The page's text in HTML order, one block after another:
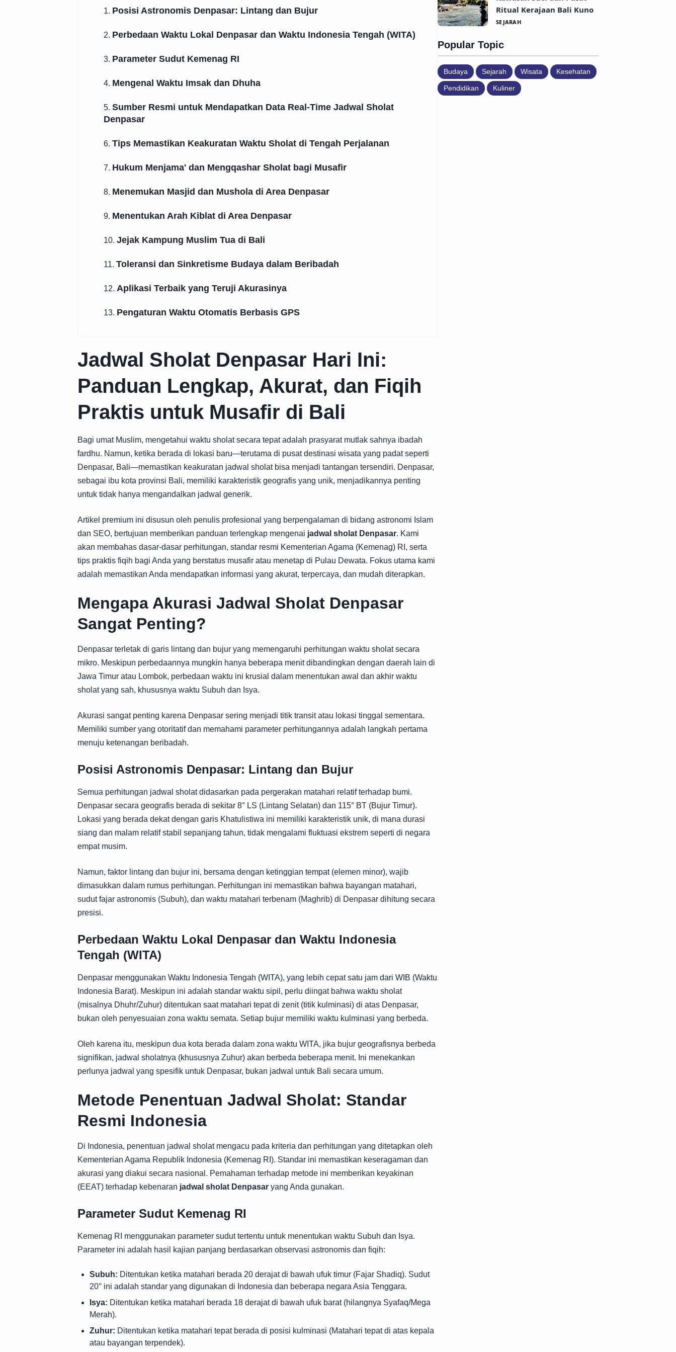
1. Posisi Astronomis Denpasar: Lintang dan Bujur
2. Perbedaan Waktu Lokal Denpasar dan Waktu Indonesia Tengah (WITA)
3. Parameter Sudut Kemenag RI
4. Mengenal Waktu Imsak dan Dhuha
5. Sumber Resmi untuk Mendapatkan Data Real-Time Jadwal Sholat
Denpasar
6. Tips Memastikan Keakuratan Waktu Sholat di Tengah Perjalanan
7. Hukum Menjama' dan Mengqashar Sholat bagi Musafir
8. Menemukan Masjid dan Mushola di Area Denpasar
9. Menentukan Arah Kiblat di Area Denpasar
10. Jejak Kampung Muslim Tua di Bali
11. Toleransi dan Sinkretisme Budaya dalam Beribadah
12. Aplikasi Terbaik yang Teruji Akurasinya
13. Pengaturan Waktu Otomatis Berbasis GPS
Jadwal Sholat Denpasar Hari Ini:
Panduan Lengkap, Akurat, dan Fiqih
Praktis untuk Musafir di Bali
Bagi umat Muslim, mengetahui waktu sholat secara tepat adalah prasyarat mutlak sahnya ibadah
fardhu. Namun, ketika berada di lokasi baru—terutama di pusat destinasi wisata yang padat seperti
Denpasar, Bali—memastikan keakuratan jadwal sholat bisa menjadi tantangan tersendiri. Denpasar,
sebagai ibu kota provinsi Bali, memiliki karakteristik geografis yang unik, menjadikannya penting
untuk tidak hanya mengandalkan jadwal generik.
Artikel premium ini disusun oleh penulis profesional yang berpengalaman di bidang astronomi Islam
dan SEO, bertujuan memberikan panduan terlengkap mengenai jadwal sholat Denpasar. Kami
akan membahas dasar-dasar perhitungan, standar resmi Kementerian Agama (Kemenag) RI, serta
tips praktis fiqih bagi Anda yang berstatus musafir atau menetap di Pulau Dewata. Fokus utama kami
adalah memastikan Anda mendapatkan informasi yang akurat, terpercaya, dan mudah diterapkan.
Mengapa Akurasi Jadwal Sholat Denpasar
Sangat Penting?
Denpasar terletak di garis lintang dan bujur yang memengaruhi perhitungan waktu sholat secara
mikro. Meskipun perbedaannya mungkin hanya beberapa menit dibandingkan dengan daerah lain di
Jawa Timur atau Lombok, perbedaan waktu ini krusial dalam menentukan awal dan akhir waktu
sholat yang sah, khususnya waktu Subuh dan Isya.
Akurasi sangat penting karena Denpasar sering menjadi titik transit atau lokasi tinggal sementara.
Memiliki sumber yang otoritatif dan memahami parameter perhitungannya adalah langkah pertama
menuju ketenangan beribadah.
Posisi Astronomis Denpasar: Lintang dan Bujur
Semua perhitungan jadwal sholat didasarkan pada pergerakan matahari relatif terhadap bumi.
Denpasar secara geografis berada di sekitar 8° LS (Lintang Selatan) dan 115° BT (Bujur Timur).
Lokasi yang berada dekat dengan garis Khatulistiwa ini memiliki karakteristik unik, di mana durasi
siang dan malam relatif stabil sepanjang tahun, tidak mengalami fluktuasi ekstrem seperti di negara
empat musim.
Namun, faktor lintang dan bujur ini, bersama dengan ketinggian tempat (elemen minor), wajib
dimasukkan dalam rumus perhitungan. Perhitungan ini memastikan bahwa bayangan matahari,
sudut fajar astronomis (Subuh), dan waktu matahari terbenam (Maghrib) di Denpasar dihitung secara
presisi.
Perbedaan Waktu Lokal Denpasar dan Waktu Indonesia
Tengah (WITA)
Denpasar menggunakan Waktu Indonesia Tengah (WITA), yang lebih cepat satu jam dari WIB (Waktu
Indonesia Barat). Meskipun ini adalah standar waktu sipil, perlu diingat bahwa waktu sholat
(misalnya Dhuhr/Zuhur) ditentukan saat matahari tepat di zenit (titik kulminasi) di atas Denpasar,
bukan oleh penyesuaian zona waktu semata. Setiap bujur memiliki waktu kulminasi yang berbeda.
Oleh karena itu, meskipun dua kota berada dalam zona waktu WITA, jika bujur geografisnya berbeda
signifikan, jadwal sholatnya (khususnya Zuhur) akan berbeda beberapa menit. Ini menekankan
perlunya jadwal yang spesifik untuk Denpasar, bukan jadwal untuk Bali secara umum.
Metode Penentuan Jadwal Sholat: Standar
Resmi Indonesia
Di Indonesia, penentuan jadwal sholat mengacu pada kriteria dan perhitungan yang ditetapkan oleh
Kementerian Agama Republik Indonesia (Kemenag RI). Standar ini memastikan keseragaman dan
akurasi yang diakui secara nasional. Pemahaman terhadap metode ini memberikan keyakinan
(EEAT) terhadap kebenaran jadwal sholat Denpasar yang Anda gunakan.
Parameter Sudut Kemenag RI
Kemenag RI menggunakan parameter sudut tertentu untuk menentukan waktu Subuh dan Isya.
Parameter ini adalah hasil kajian panjang berdasarkan observasi astronomis dan fiqih:
Subuh: Ditentukan ketika matahari berada 20 derajat di bawah ufuk timur (Fajar Shadiq). Sudut
20° ini adalah standar yang digunakan di Indonesia dan beberapa negara Asia Tenggara.
Isya: Ditentukan ketika matahari berada 18 derajat di bawah ufuk barat (hilangnya Syafaq/Mega
Merah).
Zuhur: Ditentukan ketika matahari tepat berada di posisi kulminasi (Matahari tepat di atas kepala
atau bayangan terpendek).
Ritual Kerajaan Bali Kuno
SEJARAH
Popular Topic
Budaya Sejarah Wisata Kesehatan
Pendidikan Kuliner